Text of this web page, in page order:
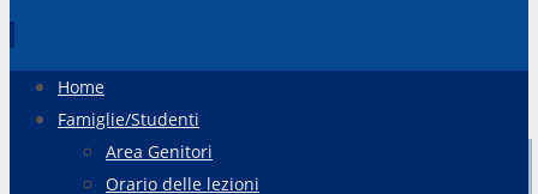
contenuto
Home
Famiglie/Studenti
Area Genitori
Orario delle lezioni